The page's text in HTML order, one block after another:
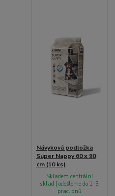
Návyková podložka
Super Nappy 60 x 90
cm (10 ks)
Skladem centrální
sklad | odešleme do 1-3
prac. dnů